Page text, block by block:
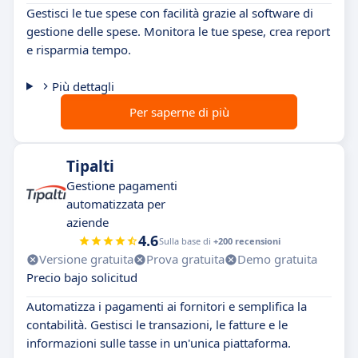
Gestisci le tue spese con facilità grazie al software di
gestione delle spese. Monitora le tue spese, crea report
e risparmia tempo.
Più dettagli
Per saperne di più
Tipalti
Gestione pagamenti
automatizzata per
aziende
4.6Sulla base di +200 recensioni
Versione gratuita Prova gratuita
Demo gratuita
Precio bajo solicitud
Automatizza i pagamenti ai fornitori e semplifica la
contabilità. Gestisci le transazioni, le fatture e le
informazioni sulle tasse in un'unica piattaforma.